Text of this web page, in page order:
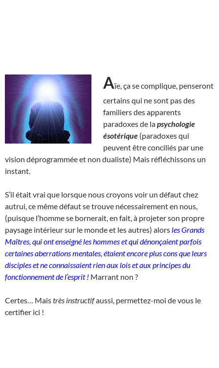
Aïe, ça se complique, penseront
certains qui ne sont pas des
familiers des apparents
paradoxes de lapsychologie
ésotérique (paradoxes qui
peuvent être conciliés par une
vision déprogrammée et non dualiste) Mais réfléchissons un
instant.
S’il était vrai que lorsque nous croyons voir un défaut chez
autrui, ce même défaut se trouve nécessairement en nous,
(puisque l’homme se bornerait, en fait, à projeter son propre
paysage intérieur sur le monde et les autres) alors les Grands
Maîtres, qui ont enseigné les hommes et qui dénonçaient parfois
certaines aberrations mentales, étaient encore plus cons que leurs
disciples et ne connaissaient rien aux lois et aux principes du
fonctionnement de l’esprit ! Marrant non ?
Certes… Maistrès instructifaussi, permettez-moi de vous le
certifier ici !